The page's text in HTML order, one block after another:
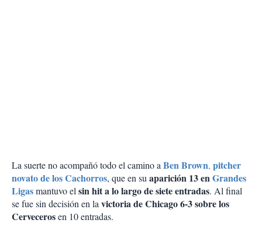
La suerte no acompañó todo el camino aBen Brown, pitcher
novato de los Cachorros, que en suaparición 13 enGrandes
Ligasmantuvo elsin hit a lo largo de siete entradas. Al final
se fue sin decisión en lavictoria de Chicago 6-3 sobre los
Cervecerosen 10 entradas.